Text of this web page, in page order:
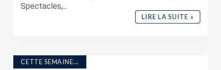
Spectacles,...
LIRE LA SUITE »
CETTE SEMAINE...